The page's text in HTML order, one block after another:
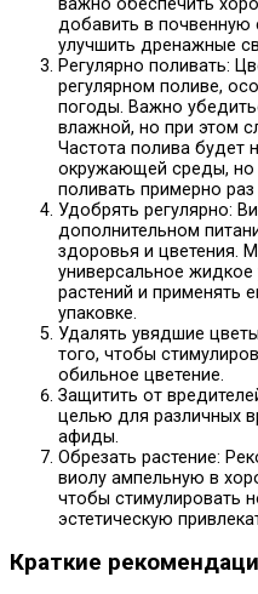
добавить в почвенную
улучшить дренажные
Регулярно поливать:
регулярном поливе,
погоды. Важно
влажной, но при этом
Частота полива будет
окружающей среды, но
поливать примерно
Удобрять регулярно:
дополнительном
здоровья и цветения.
универсальное
растений и применять
упаковке.
Удалять увядшие
того, чтобы
обильное цветение.
Защитить от
целью для различных
афиды.
Обрезать растение:
виолу ампельную в
чтобы стимулировать
эстетическую
Краткие